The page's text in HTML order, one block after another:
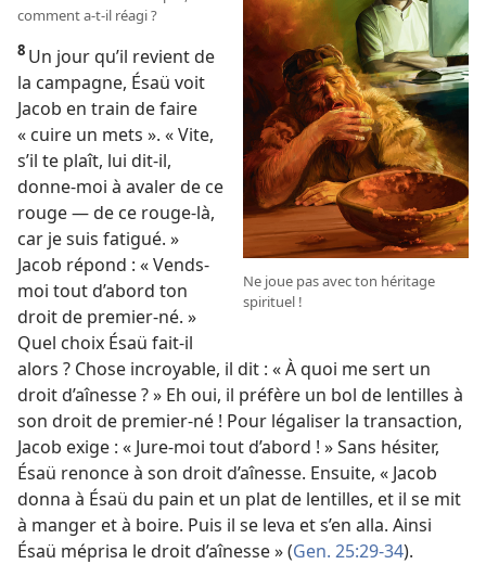
Ne joue pas avec ton héritage
spirituel !
comment a-t-il réagi ?
8 Un jour qu’il revient de
la campagne, Ésaü voit
Jacob en train de faire
« cuire un mets ». « Vite,
s’il te plaît, lui dit-il,
donne-moi à avaler de ce
rouge — de ce rouge-là,
car je suis fatigué. »
Jacob répond : « Vends-
moi tout d’abord ton
droit de premier-né. »
Quel choix Ésaü fait-il
alors ? Chose incroyable, il dit : « À quoi me sert un
droit d’aînesse ? » Eh oui, il préfère un bol de lentilles à
son droit de premier-né ! Pour légaliser la transaction,
Jacob exige : « Jure-moi tout d’abord ! » Sans hésiter,
Ésaü renonce à son droit d’aînesse. Ensuite, « Jacob
donna à Ésaü du pain et un plat de lentilles, et il se mit
à manger et à boire. Puis il se leva et s’en alla. Ainsi
Ésaü méprisa le droit d’aînesse » (Gen. 25:29-34).